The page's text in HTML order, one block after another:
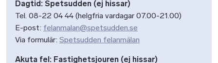
Dagtid: Spetsudden (ej hissar)
Tel. 08-22 04 44 (helgfria vardagar 07.00-21.00)
E-post: felanmalan@spetsudden.se
Via formulär: Spetsudden felanmälan
Akuta fel: Fastighetsjouren (ej hissar)